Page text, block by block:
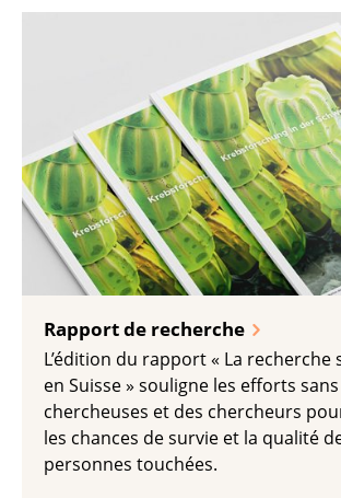
Rapport de recherche
L’édition du rapport « La recherche
en Suisse » souligne les efforts
chercheuses et des chercheurs
les chances de survie et la qualité
personnes touchées.